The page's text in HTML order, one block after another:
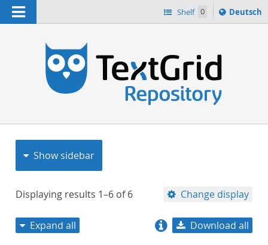
Navigation Shelf 0
Sprache
ï¿½ndern
Deutsch
Show sidebar
Displaying results 1–6 of6 Change display
Expand all Download all